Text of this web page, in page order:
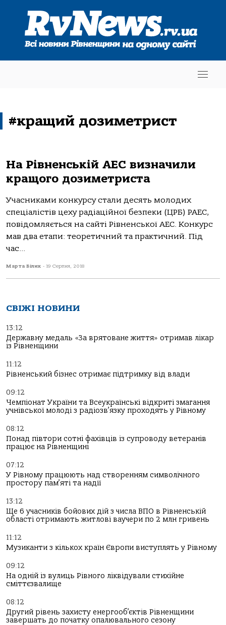
#кращий дозиметрист
На Рівненській АЕС визначили
кращого дозиметриста
Учасниками конкурсу стали десять молодих
спеціалістів цеху радіаційної безпеки (ЦРБ) РАЕС,
повідомляється на сайті Рівненської АЕС. Конкурс
мав два етапи: теоретичний та практичний. Під
час...
Марта Білик - 19 Серпня, 2018
СВІЖІ НОВИНИ
13:12
Державну медаль «За врятоване життя» отримав лікар
із Рівненщини
11:12
Рівненський бізнес отримає підтримку від влади
09:12
Чемпіонат України та Всеукраїнські відкриті змагання
учнівської молоді з радіозв’язку проходять у Рівному
08:12
Понад півтори сотні фахівців із супроводу ветеранів
працює на Рівненщині
07:12
У Рівному працюють над створенням символічного
простору пам’яті та надії
13:12
Ще 6 учасників бойових дій з числа ВПО в Рівненській
області отримають житлові ваучери по 2 млн гривень
11:12
Музиканти з кількох країн Європи виступлять у Рівному
09:12
На одній із вулиць Рівного ліквідували стихійне
сміттєзвалище
08:12
Другий рівень захисту енергооб’єктів Рівненщини
завершать до початку опалювального сезону